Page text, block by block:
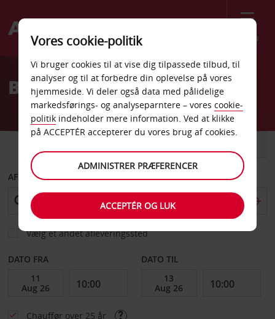
Menu
Welcome
AvisBilleje Armidale Lufthavn
AFHENT FRA
Vælg et andet afleveringssted
DATO FRA DATO TIL
Chauffør over 25 år
Vores cookie-politik
Vi bruger cookies til at vise dig tilpassede tilbud, til
analyser og til at forbedre din oplevelse på vores
hjemmeside. Vi deler også data med pålidelige
markedsførings- og analyseparntere – vores cookie-
politik indeholder mere information. Ved at klikke
på ACCEPTÉR accepterer du vores brug af cookies.
ADMINISTRER PRÆFERENCER
ACCEPTÉR OG LUK